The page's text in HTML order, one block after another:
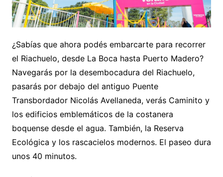
¿Sabías que ahora podés embarcarte para recorrer
el Riachuelo, desde La Boca hasta Puerto Madero?
Navegarás por la desembocadura del Riachuelo,
pasarás por debajo del antiguo Puente
Transbordador Nicolás Avellaneda, verás Caminito y
los edificios emblemáticos de la costanera
boquense desde el agua. También, la Reserva
Ecológica y los rascacielos modernos. El paseo dura
unos 40 minutos.